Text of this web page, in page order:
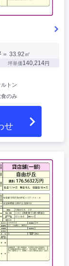
＝ 33.92㎡
坪単価140,214円
ルトン
食のみ
せ